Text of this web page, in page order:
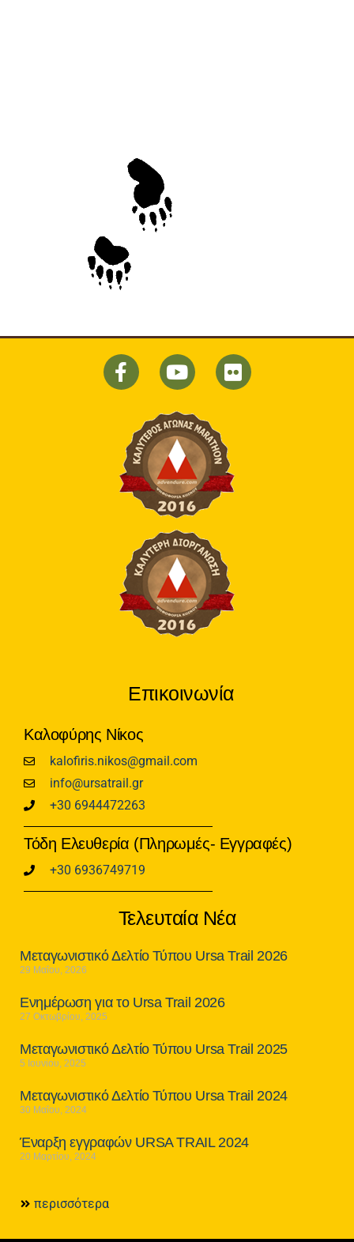
Επικοινωνία
Καλοφύρης Νίκος
kalofiris.nikos@gmail.com
info@ursatrail.gr
+30 6944472263
Τόδη Ελευθερία (Πληρωμές- Εγγραφές)
+30 6936749719
Τελευταία Νέα
Μεταγωνιστικό Δελτίο Τύπου Ursa Trail 2026
29 Μαΐου, 2026
Ενημέρωση για το Ursa Trail 2026
27 Οκτωβρίου, 2025
Μεταγωνιστικό Δελτίο Τύπου Ursa Trail 2025
5 Ιουνίου, 2025
Μεταγωνιστικό Δελτίο Τύπου Ursa Trail 2024
30 Μαΐου, 2024
Έναρξη εγγραφών URSA TRAIL 2024
20 Μαρτίου, 2024
περισσότερα